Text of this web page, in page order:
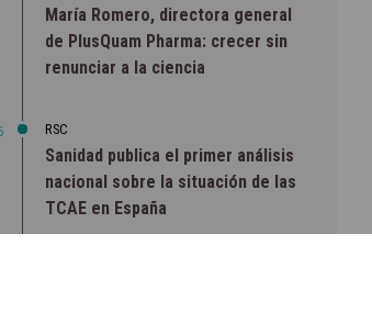
María Romero, directora general
de PlusQuam Pharma: crecer sin
renunciar a la ciencia
RSC
Sanidad publica el primer análisis
nacional sobre la situación de las
TCAE en España